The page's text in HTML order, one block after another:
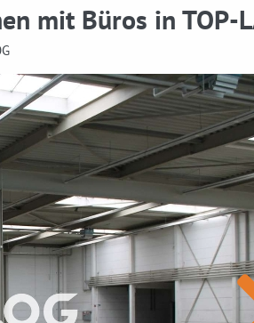
mit Büros in TOP-